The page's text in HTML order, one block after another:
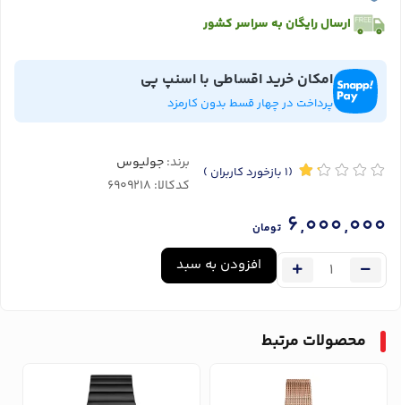
ارسال رایگان به سراسر کشور
امکان خرید اقساطی با اسنپ پی
پرداخت در چهار قسط بدون کارمزد
(1 بازخورد کاربران ) برند:جولیوس
کدکالا:
6,000,000 تومان
افزودن به سبد
محصولات مرتبط